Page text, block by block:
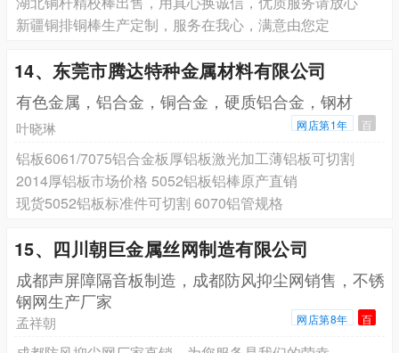
新疆铜排铜棒生产定制，服务在我心，满意由您定
14、东莞市腾达特种金属材料有限公司
有色金属，铝合金，铜合金，硬质铝合金，钢材
叶晓琳 网店第1年 百
铝板6061/7075铝合金板厚铝板激光加工薄铝板可切割
2014厚铝板市场价格 5052铝板铝棒原产直销
现货5052铝板标准件可切割 6070铝管规格
15、四川朝巨金属丝网制造有限公司
成都声屏障隔音板制造，成都防风抑尘网销售，不锈
钢网生产厂家
孟祥朝 网店第8年 百